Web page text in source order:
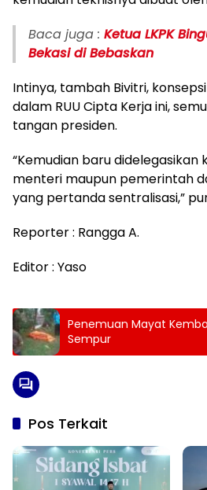
Baca juga : Ketua LKPK
Bekasi di Bebaskan
Intinya, tambah Bivitri,
dalam RUU Cipta Kerja ini,
tangan presiden.
“Kemudian baru
menteri maupun pemerintah
yang pertanda sentralisasi,”
Reporter : Rangga A.
Editor : Yaso
Penemuan Mayat
Sempur
Pos Terkait